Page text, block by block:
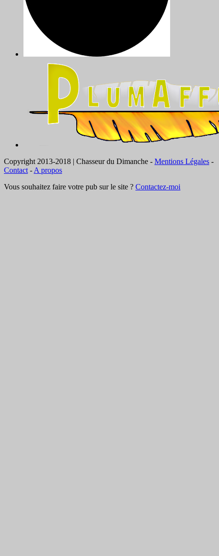
Copyright 2013-2018 | Chasseur du Dimanche - Mentions Légales -
Contact - A propos
Vous souhaitez faire votre pub sur le site ? Contactez-moi